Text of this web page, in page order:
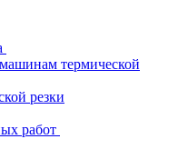
термической
резки
работ